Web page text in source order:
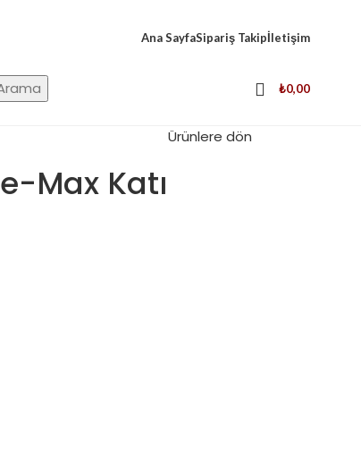
Ana SayfaSipariş Takipİletişim
₺0,00
Ürünlere dön
Max Katı